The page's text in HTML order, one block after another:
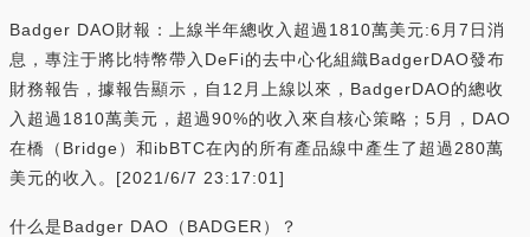
Badger DAO財報：上線半年總收入超過1810萬美元:6月7日消
息，專注于將比特幣帶入DeFi的去中心化組織BadgerDAO發布
財務報告，據報告顯示，自12月上線以來，BadgerDAO的總收
入超過1810萬美元，超過90%的收入來自核心策略；5月，DAO
在橋（Bridge）和ibBTC在內的所有產品線中產生了超過280萬
美元的收入。[2021/6/7 23:17:01]
什么是Badger DAO（BADGER）？